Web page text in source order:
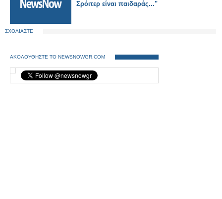
Σρόιτερ είναι παιδαράς..."
ΣΧΟΛΙΑΣΤΕ
ΑΚΟΛΟΥΘΗΣΤΕ ΤΟ NEWSNOWGR.COM